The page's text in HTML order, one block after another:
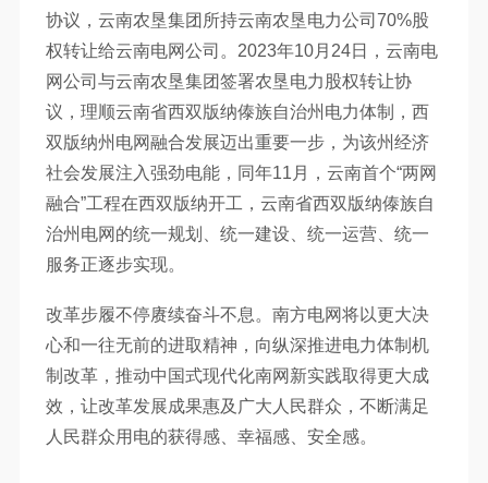
协议，云南农垦集团所持云南农垦电力公司70%股
权转让给云南电网公司。2023年10月24日，云南电
网公司与云南农垦集团签署农垦电力股权转让协
议，理顺云南省西双版纳傣族自治州电力体制，西
双版纳州电网融合发展迈出重要一步，为该州经济
社会发展注入强劲电能，同年11月，云南首个“两网
融合”工程在西双版纳开工，云南省西双版纳傣族自
治州电网的统一规划、统一建设、统一运营、统一
服务正逐步实现。
改革步履不停赓续奋斗不息。南方电网将以更大决
心和一往无前的进取精神，向纵深推进电力体制机
制改革，推动中国式现代化南网新实践取得更大成
效，让改革发展成果惠及广大人民群众，不断满足
人民群众用电的获得感、幸福感、安全感。